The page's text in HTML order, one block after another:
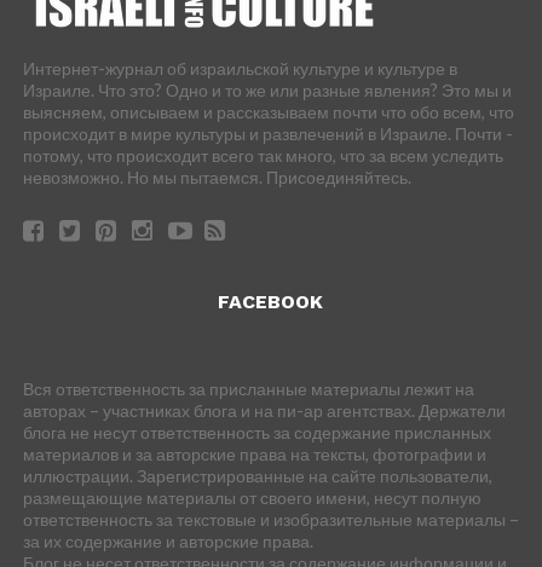
Интернет-журнал об израильской культуре и культуре в
Израиле. Что это? Одно и то же или разные явления? Это мы и
выясняем, описываем и рассказываем почти что обо всем, что
происходит в мире культуры и развлечений в Израиле. Почти -
потому, что происходит всего так много, что за всем уследить
невозможно. Но мы пытаемся. Присоединяйтесь.
FACEBOOK
Вся ответственность за присланные материалы лежит на
авторах – участниках блога и на пи-ар агентствах. Держатели
блога не несут ответственность за содержание присланных
материалов и за авторские права на тексты, фотографии и
иллюстрации. Зарегистрированные на сайте пользователи,
размещающие материалы от своего имени, несут полную
ответственность за текстовые и изобразительные материалы –
за их содержание и авторские права.